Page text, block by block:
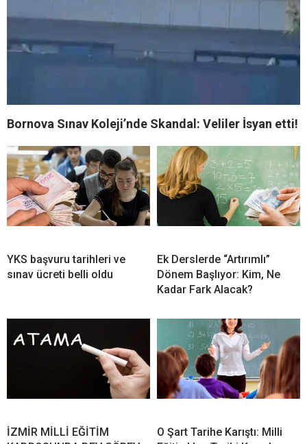
Bornova Sınav Koleji’nde Skandal: Veliler İsyan etti!
YKS başvuru tarihleri ve
sınav ücreti belli oldu
Ek Derslerde “Artırımlı”
Dönem Başlıyor: Kim, Ne
Kadar Fark Alacak?
İZMİR MİLLİ EĞİTİM
O Şart Tarihe Karıştı: Milli